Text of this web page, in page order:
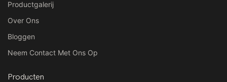
Productgalerij
Over Ons
Bloggen
Neem Contact Met Ons Op
Producten